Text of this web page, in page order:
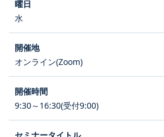
水
オンライン(Zoom)
9:30～16:30(受付9:00)